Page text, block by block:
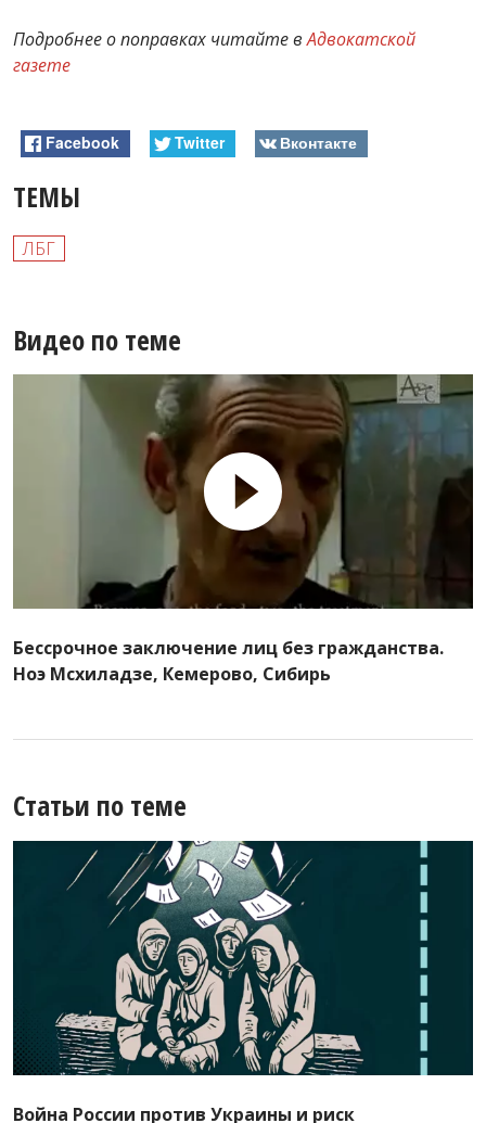
Подробнее о поправках читайте вАдвокатской
газете
Facebook Twitter Вконтакте
ТЕМЫ
ЛБГ
Видео по теме
Бессрочное заключение лиц без гражданства.
Ноэ Мсхиладзе, Кемерово, Сибирь
Статьи по теме
Война России против Украины и риск